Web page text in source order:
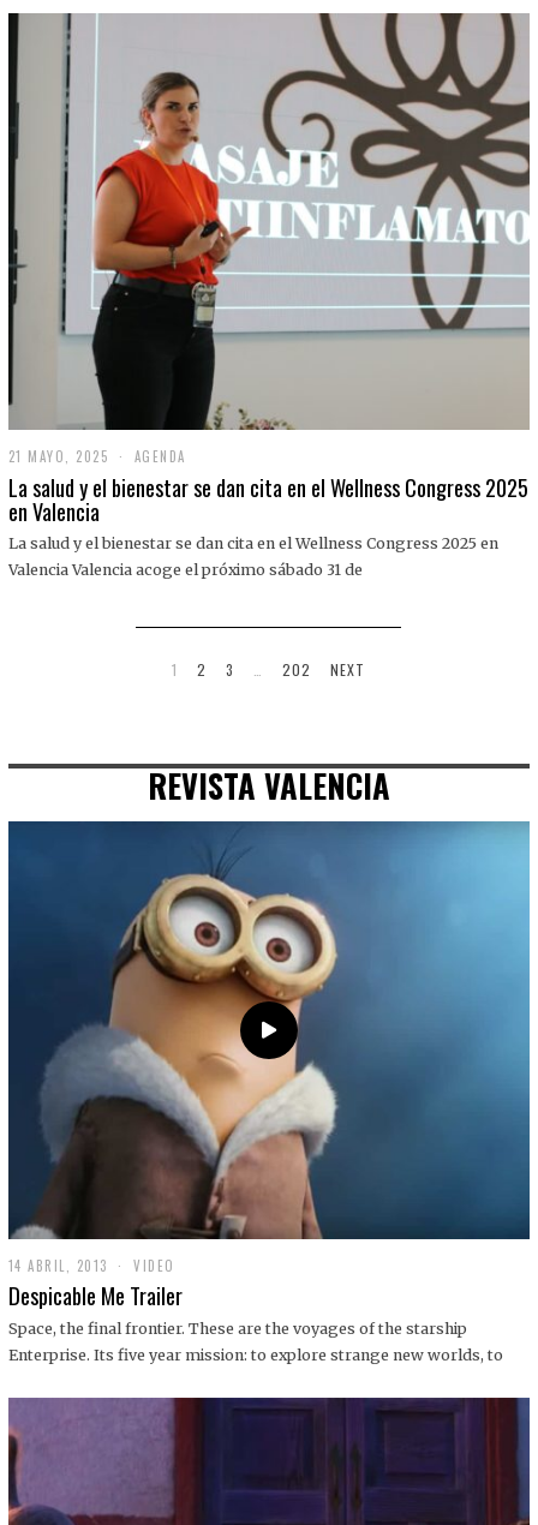
21 MAYO, 2025
1
M
O
,
AGENDA
La salud y el bienestar se dan cita en el Wellness Congress 2025
en Valencia
La salud y el bienestar se dan cita en el Wellness Congress 2025 en
Valencia Valencia acoge el próximo sábado 31 de
1 2 3 202 NEXT
REVISTA VALENCIA
14 ABRIL, 2013
9
D
C
I
1
VIDEO
Despicable Me Trailer
Space, the final frontier. These are the voyages of the starship
Enterprise. Its five year mission: to explore strange new worlds, to